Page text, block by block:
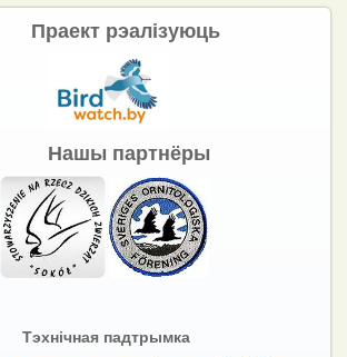
Праект рэалізуюць
Нашы партнёры
Тэхнічная падтрымка